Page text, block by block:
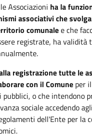
Associazioni ha la
associativi che
comunalee che
registrate, ha validità
registrazione tutte le
con il Comune per
o che intendono
sociale accedendo
dell'Ente per la